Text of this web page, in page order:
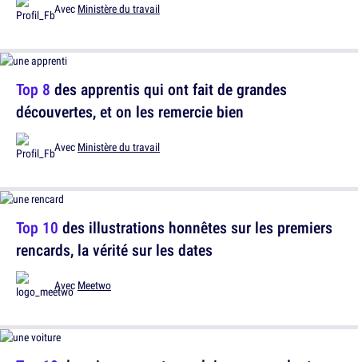
Top 8 des apprentis qui ont fait de grandes
découvertes, et on les remercie bien
Avec Ministère du travail
Avec Ministère du travail
Top 10 des illustrations honnêtes sur les premiers
rencards, la vérité sur les dates
Avec Meetwo